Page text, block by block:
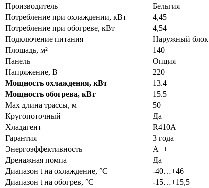
Производитель
Бельгия
Потребление при охлаждении, кВт
4,45
Потребление при обогреве, кВт
4,54
Подключение питания
Наружный блок
Площадь, м²
140
Панель
Опция
Напряжение, В
220
Мощность охлаждения, кВт
13.4
Мощность обогрева, кВт
15.5
Max длина трассы, м
50
Кругопоточный
Да
Хладагент
R410A
Гарантия
3 года
Энергоэффективность
A++
Дренажная помпа
Да
Диапазон t на охлаждение, °С
-40…+46
Диапазон t на обогрев, °С
-15…+15,5